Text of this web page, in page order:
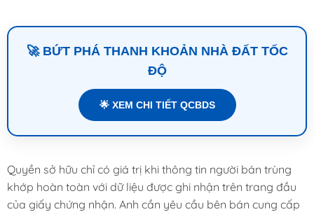
🚀 BỨT PHÁ THANH KHOẢN NHÀ ĐẤT TỐC
ĐỘ
🌟 XEM CHI TIẾT QCBDS
Quyền sở hữu chỉ có giá trị khi thông tin người bán trùng
khớp hoàn toàn với dữ liệu được ghi nhận trên trang đầu
của giấy chứng nhận. Anh cần yêu cầu bên bán cung cấp